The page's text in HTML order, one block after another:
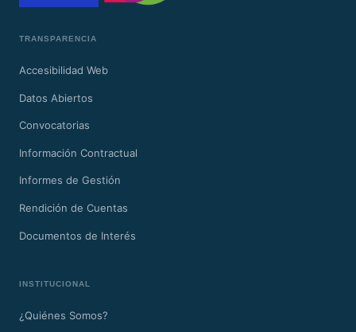
TRANSPARENCIA
Accesibilidad Web
Datos Abiertos
Convocatorias
Información Contractual
Informes de Gestión
Rendición de Cuentas
Documentos de Interés
INSTITUCIONAL
¿Quiénes Somos?